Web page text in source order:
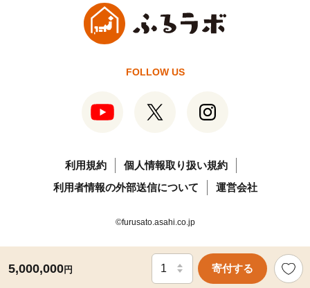
5,000,000円 寄付する
FOLLOW US
利用規約
個人情報取り扱い規約
利用者情報の外部送信について
運営会社
©furusato.asahi.co.jp